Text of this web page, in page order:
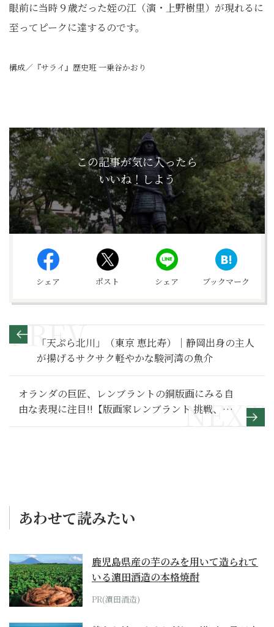
眼前に当時９歳だった姪の江（演・上野樹里）が現れるに
至ってピークに達するのです。
構成／『サライ』歴史班 一乗谷かおり
この記事が気に入ったら
いいね！しよう
シェア ポスト シェア ブックマーク
「天ぷら北川」（東京 恵比寿）｜静岡出身の主人
が揚げるサクサク軽やかな駿河湾の魚介
オランダの巨匠、レンブラントの銅版画にみる自
由な表現に注目!!【版画家レンブラント 挑戦、継
承、インパクト】
あわせて読みたい
鹿児島県産の芋のみを用いて造られて
いる濵田酒造の本格焼酎
PR(濵田酒造)